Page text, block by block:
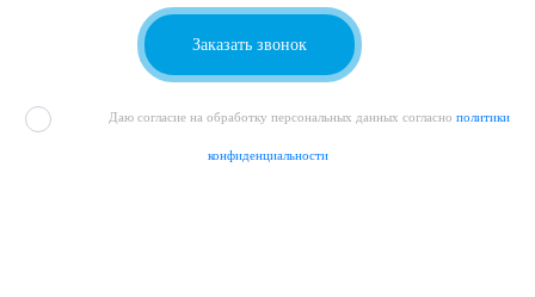
Даю согласие на обработку персональных данных согласно политики
конфиденциальности